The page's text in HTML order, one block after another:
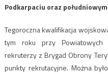
Podkarpaciu oraz
Tegoroczna kwalifikacja
tym roku przy Powiatowych
rekruterzy z Brygad Obrony
punkty rekrutacyjne. Można